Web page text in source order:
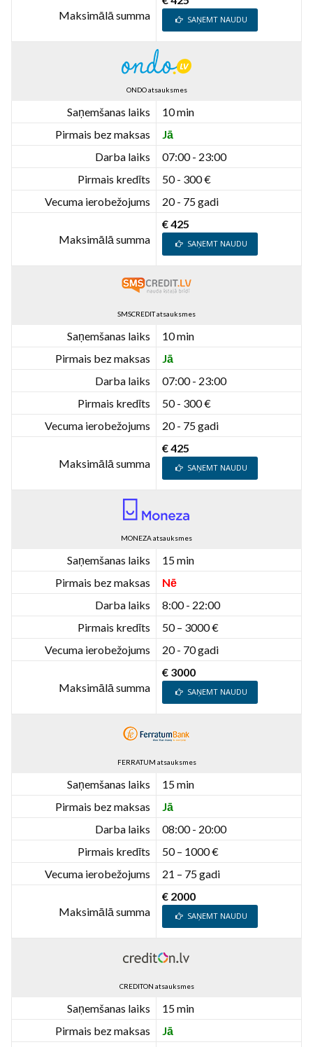
Maksimālā summa SAŅEMT NAUDU
ONDO atsauksmes
Saņemšanas laiks
10 min
Pirmais bez maksas
Jā
Darba laiks
07:00 - 23:00
Pirmais kredīts
50 - 300 €
Vecuma ierobežojums
20 - 75 gadi
Maksimālā summa
€ 425
SAŅEMT NAUDU
SMSCREDIT atsauksmes
Saņemšanas laiks
10 min
Pirmais bez maksas
Jā
Darba laiks
07:00 - 23:00
Pirmais kredīts
50 - 300 €
Vecuma ierobežojums
20 - 75 gadi
Maksimālā summa
€ 425
SAŅEMT NAUDU
MONEZA atsauksmes
Saņemšanas laiks
15 min
Pirmais bez maksas
Nē
Darba laiks
8:00 - 22:00
Pirmais kredīts
50 – 3000 €
Vecuma ierobežojums
20 - 70 gadi
Maksimālā summa
€ 3000
SAŅEMT NAUDU
FERRATUM atsauksmes
Saņemšanas laiks
15 min
Pirmais bez maksas
Jā
Darba laiks
08:00 - 20:00
Pirmais kredīts
50 – 1000 €
Vecuma ierobežojums
21 – 75 gadi
Maksimālā summa
€ 2000
SAŅEMT NAUDU
CREDITON atsauksmes
Saņemšanas laiks
15 min
Pirmais bez maksas
Jā